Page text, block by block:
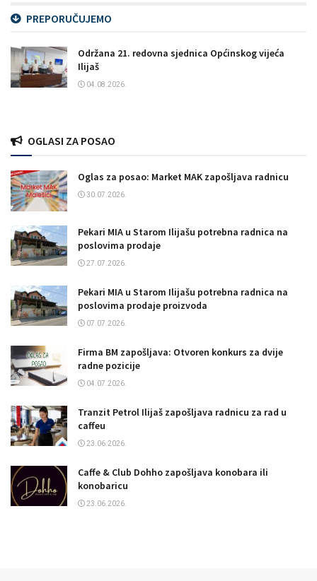
PREPORUČUJEMO
Održana 21. redovna sjednica Općinskog vijeća
Ilijaš
04.08.2026.
OGLASI ZA POSAO
Oglas za posao: Market MAK zapošljava radnicu
30.07.2026.
Pekari MIA u Starom Ilijašu potrebna radnica na
poslovima prodaje
27.07.2026.
Pekari MIA u Starom Ilijašu potrebna radnica na
poslovima prodaje proizvoda
07.07.2026.
Firma BM zapošljava: Otvoren konkurs za dvije
radne pozicije
04.07.2026.
Tranzit Petrol Ilijaš zapošljava radnicu za rad u
caffeu
23.06.2026.
Caffe & Club Dohho zapošljava konobara ili
konobaricu
23.06.2026.